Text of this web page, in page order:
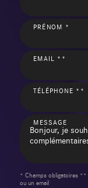
PRÉNOM *
EMAIL **
TÉLÉPHONE **
MESSAGE
* Champs obligatoires **
ou un email